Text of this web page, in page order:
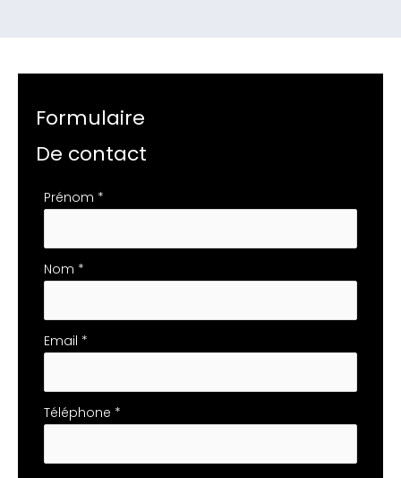
Formulaire
De contact
Formulaire
avec
téléphone
Prénom *
Nom *
Email *
Téléphone *